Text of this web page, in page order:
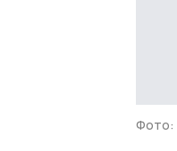
Фото: